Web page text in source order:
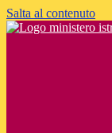
Salta al contenuto